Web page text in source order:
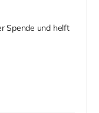
Spende und helft